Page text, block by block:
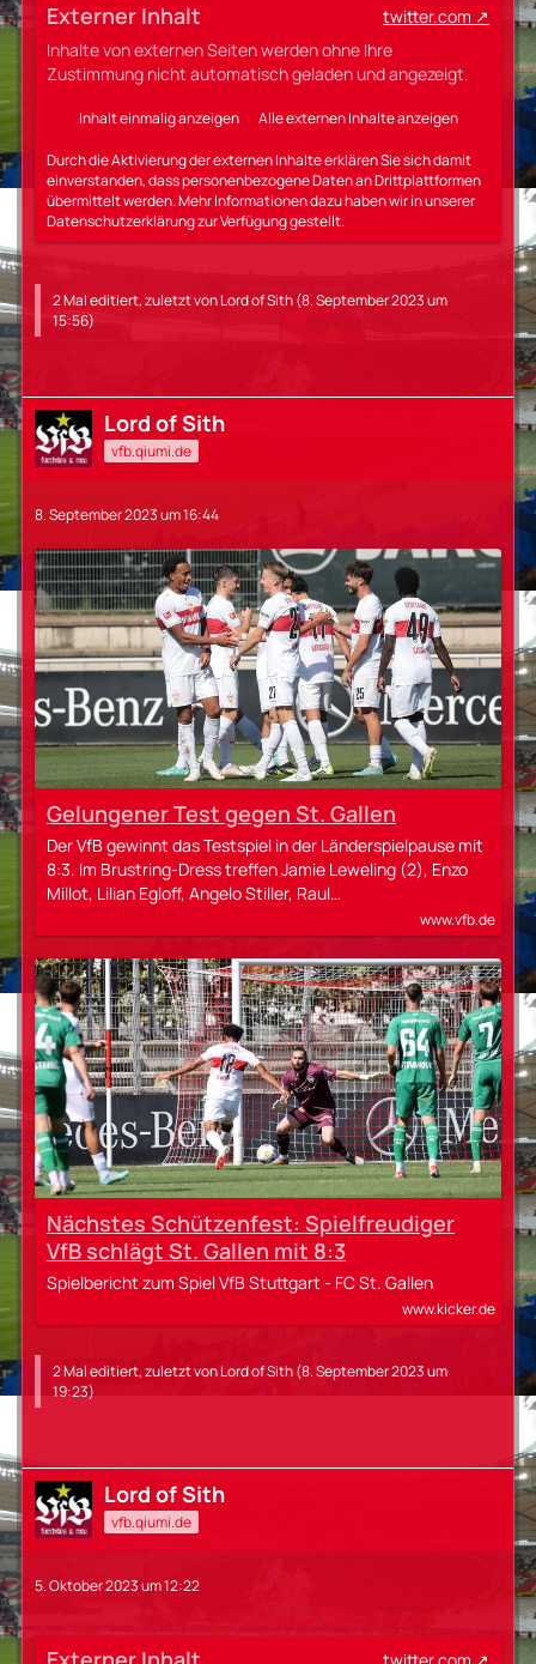
Externer Inhalt
twitter.com
Inhalte von externen Seiten werden ohne Ihre
Zustimmung nicht automatisch geladen und angezeigt.
Inhalt einmalig anzeigen Alle externen Inhalte anzeigen
Durch die Aktivierung der externen Inhalte erklären Sie sich damit
einverstanden, dass personenbezogene Daten an Drittplattformen
übermittelt werden. Mehr Informationen dazu haben wir in unserer
Datenschutzerklärung zur Verfügung gestellt.
2 Mal editiert, zuletzt vonLord of Sith(8. September 2023 um
15:56)
Lord of Sith
vfb.qiumi.de
8. September 2023 um 16:44
Gelungener Test gegen St. Gallen
Der VfB gewinnt das Testspiel in der Länderspielpause mit
8:3. Im Brustring-Dress treffen Jamie Leweling (2), Enzo
Millot, Lilian Egloff, Angelo Stiller, Raul…
www.vfb.de
Nächstes Schützenfest: Spielfreudiger
VfB schlägt St. Gallen mit 8:3
Spielbericht zum Spiel VfB Stuttgart - FC St. Gallen
www.kicker.de
2 Mal editiert, zuletzt vonLord of Sith(8. September 2023 um
19:23)
Lord of Sith
vfb.qiumi.de
5. Oktober 2023 um 12:22